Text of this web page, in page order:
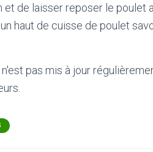
et de laisser reposer le poulet
haut de cuisse de poulet
pas mis à jour